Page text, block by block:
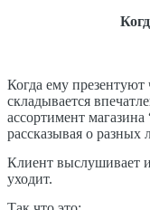
Когда ему презентуют
складывается
ассортимент
рассказывая о разных
Клиент выслушивает
уходит.